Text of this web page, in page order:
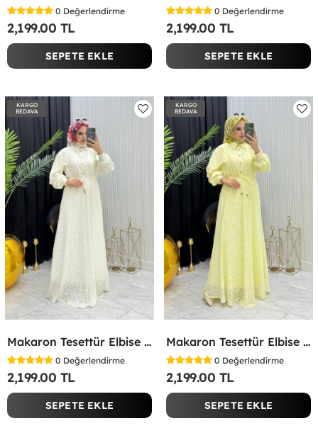
0 Değerlendirme
2,199.00 TL
SEPETE EKLE
0 Değerlendirme
2,199.00 TL
SEPETE EKLE
KARGO
BEDAVA
Makaron Tesettür Elbise Beyaz Beyaz
0 Değerlendirme
2,199.00 TL
SEPETE EKLE
KARGO
BEDAVA
Makaron Tesettür Elbise Sarı Sarı
0 Değerlendirme
2,199.00 TL
SEPETE EKLE